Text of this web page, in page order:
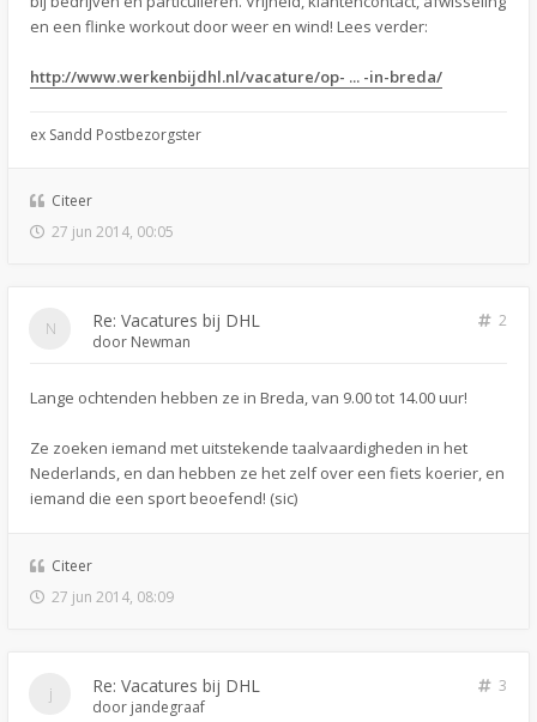
en een flinke workout door weer en wind! Lees verder:
http://www.werkenbijdhl.nl/vacature/op- ... -in-breda/
ex Sandd Postbezorgster
Citeer
27 jun 2014, 00:05
Re: Vacatures bij DHL
2
door Newman
Lange ochtenden hebben ze in Breda, van 9.00 tot 14.00 uur!
Ze zoeken iemand met uitstekende taalvaardigheden in het
Nederlands, en dan hebben ze het zelf over een fiets koerier, en
iemand die een sport beoefend! (sic)
Citeer
27 jun 2014, 08:09
Re: Vacatures bij DHL
3
door jandegraaf